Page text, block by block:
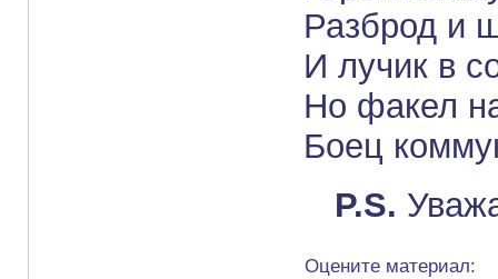
Разброд и
И лучик в
Но факел
Боец
P.S.
Оцените материал: